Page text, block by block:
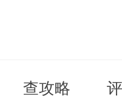
查攻略